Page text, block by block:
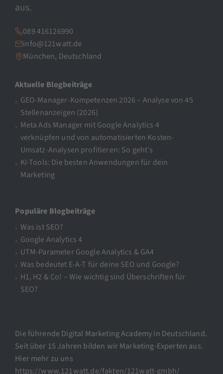
aus.
089 416126990
info@121watt.de
München, Deutschland
Aktuelle Blogbeiträge
GEO-Manager-Kompetenzen 2026 – Analyse von 45
Stellenanzeigen (2026)
Meta Ads Manager mit Google Analytics 4
verknüpfen und von automatisierten Kosten-
Umsatz-Analysen profitieren: So geht’s
KI-Tools: Die besten Anwendungen für dein
Marketing
Populäre Blogbeiträge
Was ist SEO?
Google Analytics 4
UTM-Parameter Google Analytics & GA4
Was bedeutet E-A-T für deine SEO und Google?
H1, H2 & Co! – Wie wichtig sind Überschriften für
SEO?
Die führende Digital Marketing Academy in Deutschland.
Seit über 15 Jahren bilden wir Marketing-Experten aus.
Hier mehr zu uns
https://www.121watt.de/fakten/121watt-gmbh/